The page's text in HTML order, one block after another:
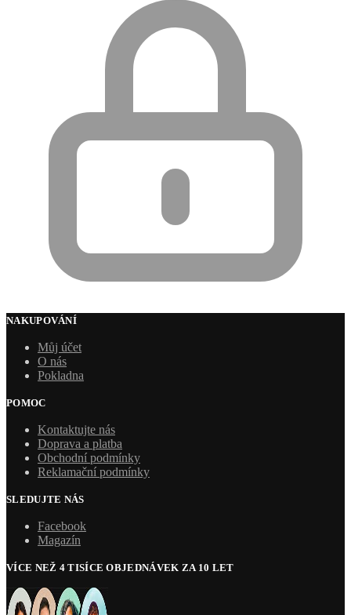
NAKUPOVÁNÍ
Můj účet
O nás
Pokladna
POMOC
Kontaktujte nás
Doprava a platba
Obchodní podmínky
Reklamační podmínky
SLEDUJTE NÁS
Facebook
Magazín
VÍCE NEŽ 4 TISÍCE OBJEDNÁVEK ZA 10 LET